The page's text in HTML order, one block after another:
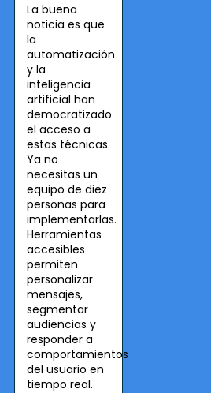
La buena
noticia es que
la
automatización
y la
inteligencia
artificial han
democratizado
el acceso a
estas técnicas.
Ya no
necesitas un
equipo de diez
personas para
implementarlas.
Herramientas
accesibles
permiten
personalizar
mensajes,
segmentar
audiencias y
responder a
comportamientos
del usuario en
tiempo real.